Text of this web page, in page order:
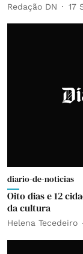
Redação DN 17
diario-de-noticias
Oito dias e 12
da cultura
Helena Tecedeiro